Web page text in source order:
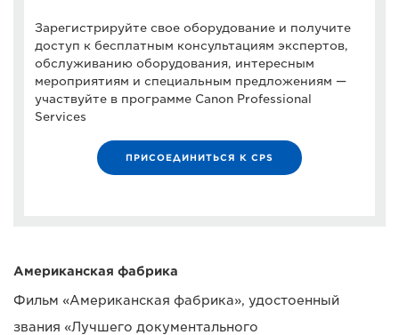
Зарегистрируйте свое оборудование и получите
доступ к бесплатным консультациям экспертов,
обслуживанию оборудования, интересным
мероприятиям и специальным предложениям —
участвуйте в программе Canon Professional
Services
ПРИСОЕДИНИТЬСЯ К CPS
Американская фабрика
Фильм «Американская фабрика», удостоенный
звания «Лучшего документального